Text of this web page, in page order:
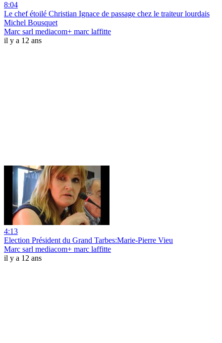
8:04
Le chef étoilé Christian Ignace de passage chez le traiteur lourdais
Michel Bousquet
Marc sarl mediacom+ marc laffitte
il y a 12 ans
4:13
Election Président du Grand Tarbes:Marie-Pierre Vieu
Marc sarl mediacom+ marc laffitte
il y a 12 ans